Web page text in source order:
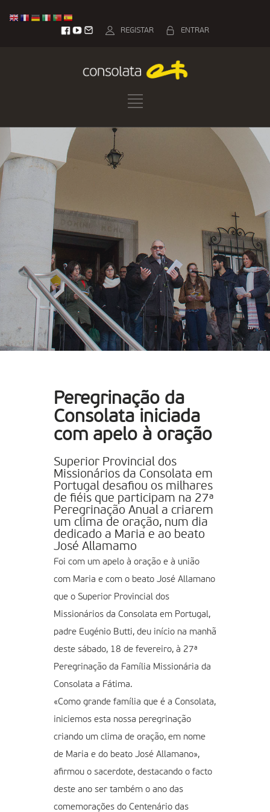
ENTRAR
REGISTAR
Peregrinação da
Consolata iniciada
com apelo à oração
Superior Provincial dos
Missionários da Consolata em
Portugal desafiou os milhares
de fiéis que participam na 27ª
Peregrinação Anual a criarem
um clima de oração, num dia
dedicado a Maria e ao beato
José Allamamo
Foi com um apelo à oração e à união
com Maria e com o beato José Allamano
que o Superior Provincial dos
Missionários da Consolata em Portugal,
padre Eugénio Butti, deu início na manhã
deste sábado, 18 de fevereiro, à 27ª
Peregrinação da Família Missionária da
Consolata a Fátima.
«Como grande família que é a Consolata,
iniciemos esta nossa peregrinação
criando um clima de oração, em nome
de Maria e do beato José Allamano»,
afirmou o sacerdote, destacando o facto
deste ano ser também o ano das
comemorações do Centenário das